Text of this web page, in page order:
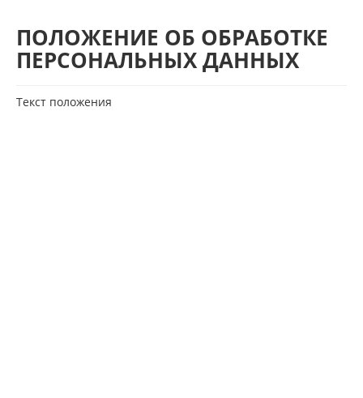
ПОЛОЖЕНИЕ ОБ ОБРАБОТКЕ
ПЕРСОНАЛЬНЫХ ДАННЫХ
Текст положения